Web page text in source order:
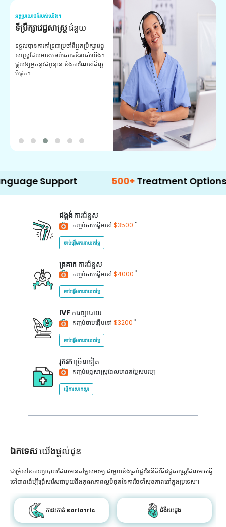
អត្ថប្រយោជន៍របស់យើង។
ទីប្រឹក្សាវេជ្ជសាស្ត្រជំនួយ
ទទួលបានការគាំទ្រជាប្រចាំពីអ្នកប្រឹក្សាវេជ្ជ
សាស្ត្រដែលមានបទពិសោធន៍របស់យើង។
ផ្តល់ឱ្យអ្នកនូវដំបូន្មាន និងការណែនាំដ៏ល្អ
បំផុត។
500+ Treatment Options
ជង្គង់ ការជំនួស
កញ្ចប់ចាប់ផ្តើមនៅ $3500 *
ចាប់ផ្តើមការវាយតម្លៃ
ត្រគាក ការជំនួស
កញ្ចប់ចាប់ផ្តើមនៅ $4000 *
ចាប់ផ្តើមការវាយតម្លៃ
IVF ការព្យាបាល
កញ្ចប់ចាប់ផ្តើមនៅ $3200 *
ចាប់ផ្តើមការវាយតម្លៃ
រុករក ច្រើនទៀត
កញ្ចប់វេជ្ជសាស្ត្រដែលមានតម្លៃសមរម្យ
ផ្ញើការសាកសួរ
ឯកទេសយើងផ្តល់ជូន
ជម្រើសនៃការព្យាបាលដែលមានតម្លៃសមរម្យ ជាមួយនឹងគ្រប់ជួរនៃនីតិវិធីវេជ្ជសាស្រ្តដែលអាចធ្វើ
ទៅបានដើម្បីជ្រើសរើសជាមួយនឹងគុណភាពល្អបំផុតនៃការថែទាំសុខភាពនៅក្នុងប្រទេស។
ការវះកាត់ Bariatric ជំងឺបេះដូង